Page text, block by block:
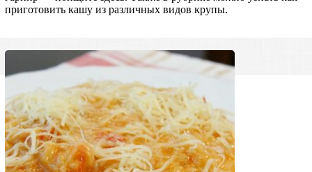
приготовить кашу из различных видов крупы.